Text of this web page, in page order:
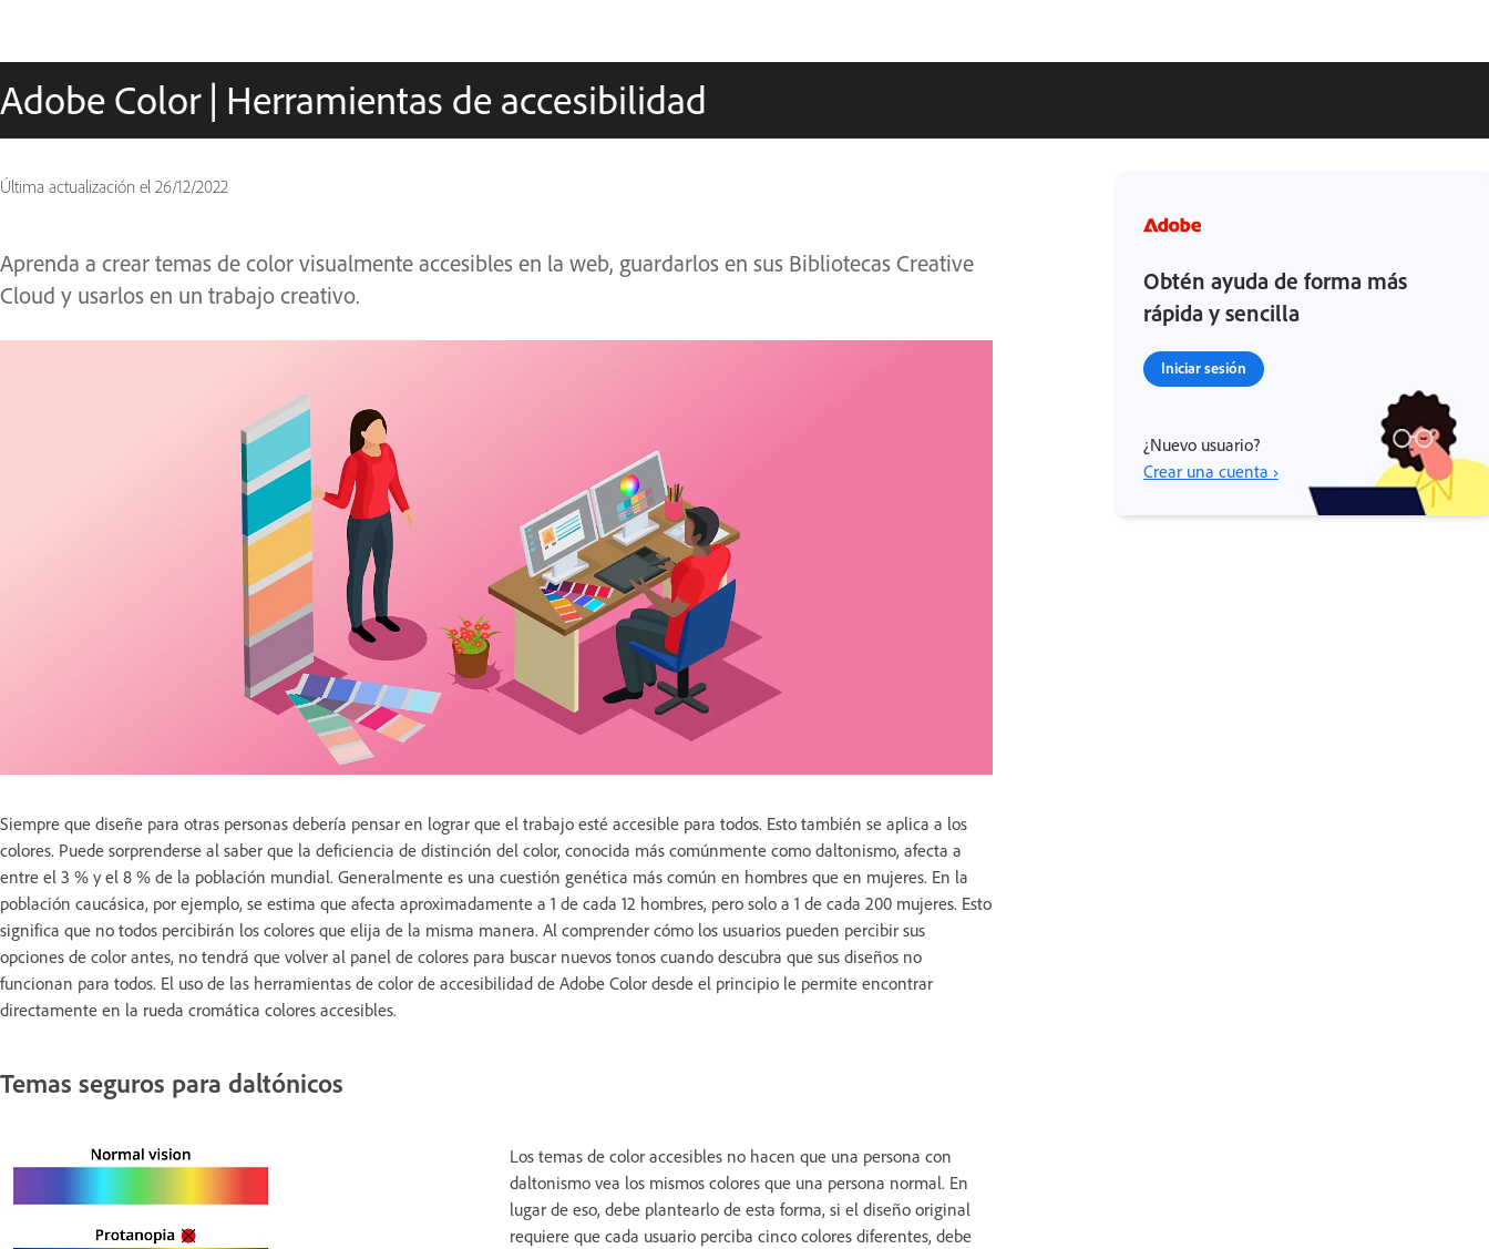
Adobe Color | Herramientas de accesibilidad
Última actualización el 26/12/2022
Aprenda a crear temas de color visualmente accesibles en la web, guardarlos en sus Bibliotecas Creative
Cloud y usarlos en un trabajo creativo.
Siempre que diseñe para otras personas debería pensar en lograr que el trabajo esté accesible para todos. Esto también se aplica a los
colores. Puede sorprenderse al saber que la deficiencia de distinción del color, conocida más comúnmente como daltonismo, afecta a
entre el 3 % y el 8 % de la población mundial. Generalmente es una cuestión genética más común en hombres que en mujeres. En la
población caucásica, por ejemplo, se estima que afecta aproximadamente a 1 de cada 12 hombres, pero solo a 1 de cada 200 mujeres. Esto
significa que no todos percibirán los colores que elija de la misma manera. Al comprender cómo los usuarios pueden percibir sus
opciones de color antes, no tendrá que volver al panel de colores para buscar nuevos tonos cuando descubra que sus diseños no
funcionan para todos. El uso de las herramientas de color de accesibilidad de Adobe Color desde el principio le permite encontrar
directamente en la rueda cromática colores accesibles.
Temas seguros para daltónicos
Los temas de color accesibles no hacen que una persona con
daltonismo vea los mismos colores que una persona normal. En
lugar de eso, debe plantearlo de esta forma, si el diseño original
requiere que cada usuario perciba cinco colores diferentes, debe
Obtén ayuda de forma más
rápida y sencilla
Iniciar sesión
¿Nuevo usuario?
Crear una cuenta ›